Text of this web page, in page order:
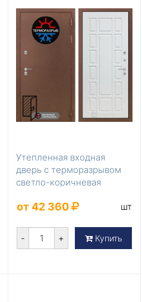
Утепленная входная
дверь с терморазрывом
светло-коричневая
от 42 360 шт
- + Купить